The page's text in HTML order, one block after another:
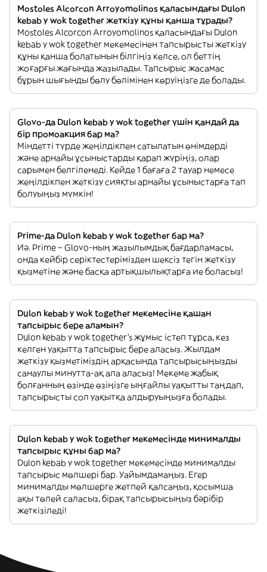
Mostoles Alcorcon Arroyomolinos қаласындағы Dulon
kebab y wok together жеткізу құны қанша тұрады?
Mostoles Alcorcon Arroyomolinos қаласындағы Dulon
kebab y wok together мекемесінен тапсырысты жеткізу
құны қанша болатынын білгіңіз келсе, ол беттің
жоғарғы жағында жазылады. Тапсырыс жасамас
бұрын шығынды бөлу бөлімінен көруіңізге де болады.
Glovo-да Dulon kebab y wok together үшін қандай да
бір промоакция бар ма?
Міндетті түрде жеңілдікпен сатылатын өнімдерді
және арнайы ұсыныстарды қарап жүріңіз, олар
сарымен белгіленеді. Кейде 1 бағаға 2 тауар немесе
жеңілдікпен жеткізу сияқты арнайы ұсыныстарға тап
болуыңыз мүмкін!
Prime-да Dulon kebab y wok together бар ма?
Иә. Prime – Glovo-ның жазылымдық бағдарламасы,
онда кейбір серіктестерімізден шексіз тегін жеткізу
қызметіне және басқа артықшылықтарға ие боласыз!
Dulon kebab y wok together мекемесіне қашан
тапсырыс бере аламын?
Dulon kebab y wok together’s жұмыс істеп тұрса, кез
келген уақытта тапсырыс бере аласыз. Жылдам
жеткізу қызметіміздің арқасында тапсырысыңызды
санаулы минутта-ақ ала аласыз! Мекеме жабық
болғанның өзінде өзіңізге ыңғайлы уақытты таңдап,
тапсырысты сол уақытқа алдыруыңызға болады.
Dulon kebab y wok together мекемесінде минималды
тапсырыс құны бар ма?
Dulon kebab y wok together мекемесінде минималды
тапсырыс мөлшері бар. Уайымдамаңыз. Егер
минималды мөлшерге жетпей қалсаңыз, қосымша
ақы төлей саласыз, бірақ тапсырысыңыз бәрібір
жеткізіледі!